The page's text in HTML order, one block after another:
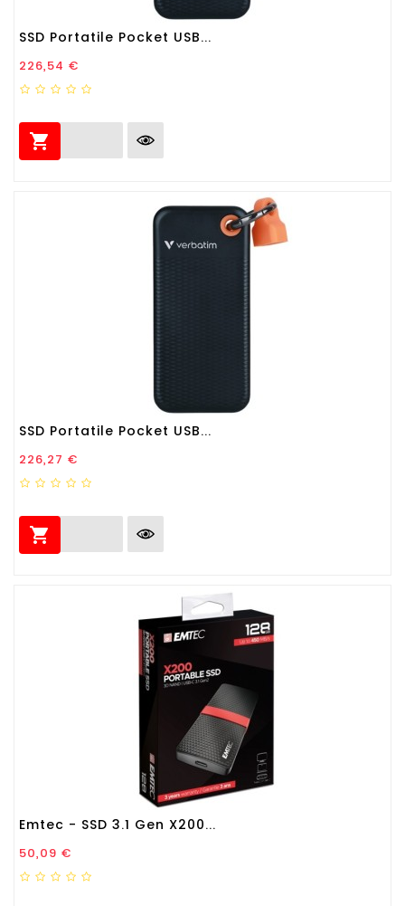
SSD Portatile Pocket USB...
Prezzo
226,54 €

SSD Portatile Pocket USB...
Prezzo
226,27 €

Emtec - SSD 3.1 Gen X200...
Prezzo
50,09 €